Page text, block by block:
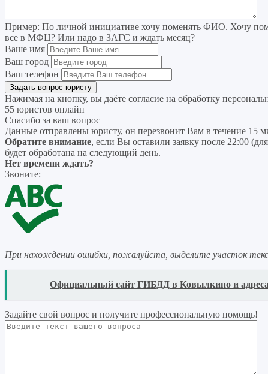
Пример: По личной инициативе хочу поменять ФИО. Хочу
все в МФЦ? Или надо в ЗАГС и ждать месяц?
Ваше имя
Ваш город
Ваш телефон
Нажимая на кнопку, вы даёте согласие на обработку
55 юристов онлайн
Спасибо за ваш вопрос
Данные отправлены юристу, он перезвонит Вам в течение 15
Обратите внимание, если Вы оставили заявку после 22:00
будет обработана на следующий день.
Нет времени ждать?
Звоните:
При нахождении ошибки, пожалуйста, выделите участок
Официальный сайт ГИБДД в Ковылкино и адреса
Задайте свой вопрос и получите профессиональную помощь!